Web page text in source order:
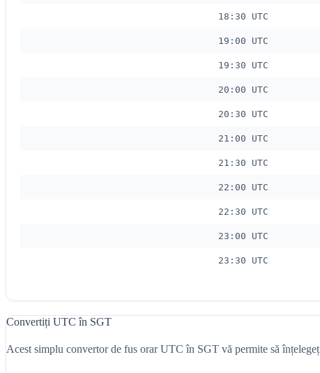
18:30 UTC
19:00 UTC
19:30 UTC
20:00 UTC
20:30 UTC
21:00 UTC
21:30 UTC
22:00 UTC
22:30 UTC
23:00 UTC
23:30 UTC
Convertiți UTC în SGT
Acest simplu convertor de fus orar UTC în SGT vă permite să